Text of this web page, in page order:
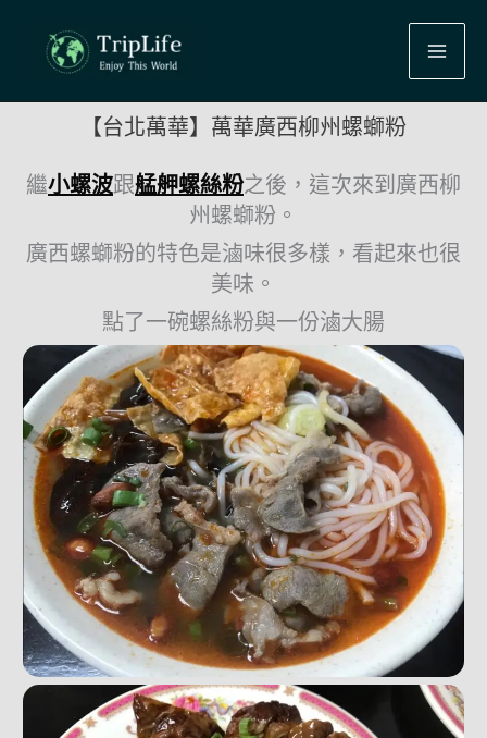
要
【台北萬華】萬華廣西柳州螺螄粉
繼小螺波跟艋舺螺絲粉之後，這次來到廣西柳
州螺螄粉。
廣西螺螄粉的特色是滷味很多樣，看起來也很
美味。
點了一碗螺絲粉與一份滷大腸